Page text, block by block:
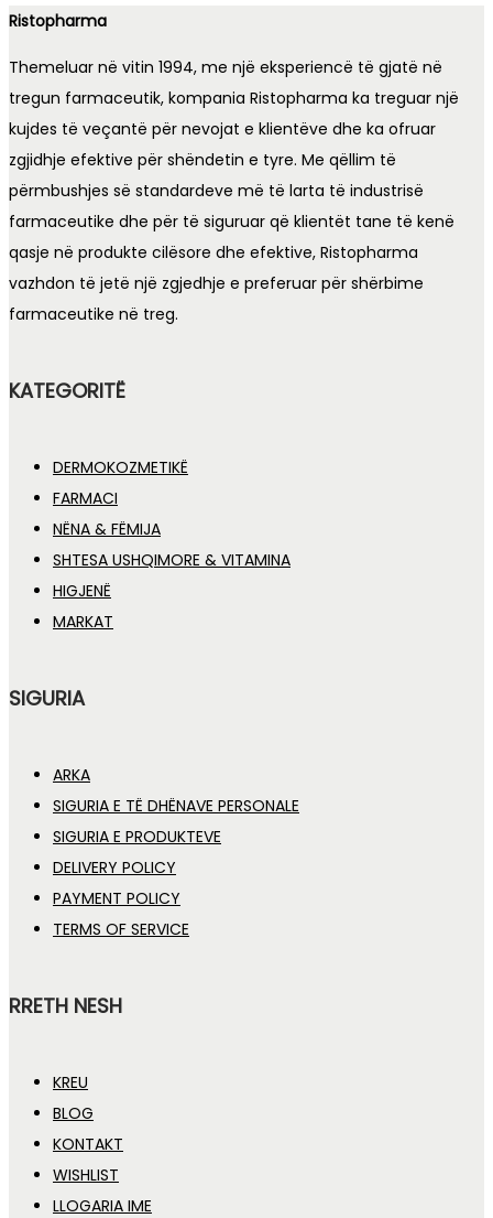
Ristopharma
Themeluar në vitin 1994, me një eksperiencë të gjatë në
tregun farmaceutik, kompania Ristopharma ka treguar një
kujdes të veçantë për nevojat e klientëve dhe ka ofruar
zgjidhje efektive për shëndetin e tyre. Me qëllim të
përmbushjes së standardeve më të larta të industrisë
farmaceutike dhe për të siguruar që klientët tane të kenë
qasje në produkte cilësore dhe efektive, Ristopharma
vazhdon të jetë një zgjedhje e preferuar për shërbime
farmaceutike në treg.
KATEGORITË
DERMOKOZMETIKË
FARMACI
NËNA & FËMIJA
SHTESA USHQIMORE & VITAMINA
HIGJENË
MARKAT
SIGURIA
ARKA
SIGURIA E TË DHËNAVE PERSONALE
SIGURIA E PRODUKTEVE
DELIVERY POLICY
PAYMENT POLICY
TERMS OF SERVICE
RRETH NESH
KREU
BLOG
KONTAKT
WISHLIST
LLOGARIA IME